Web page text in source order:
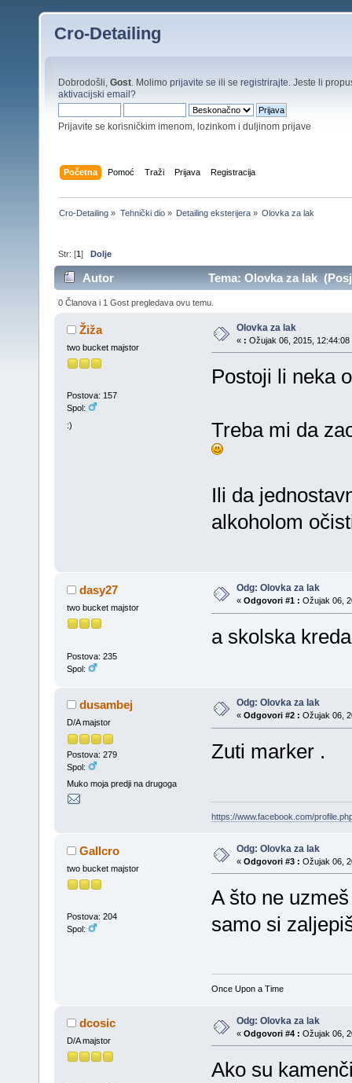
Cro-Detailing
Dobrodošli, Gost . Molimo prijavite se ili se registrirajte . Jeste li
aktivacijski email?
Prijavite se korisničkim imenom, lozinkom i duljinom prijave
Početna Pomoć Traži Prijava Registracija
Cro-Detailing » Tehnički dio» Detailing eksterijera» Olovka za lak
Str: [1]Dolje
Autor Tema: Olovka za lak
0 Članova i 1 Gost pregledava ovu temu.
Žiža
two bucket majstor
Postova: 157
Spol:
:)
Olovka za lak
« : Ožujak 06, 2015, 12:44:08
Postoji li neka
Treba mi da
Ili da
alkoholom
dasy27
two bucket majstor
Postova: 235
Spol:
Odg: Olovka za lak
« Odgovori #1 : Ožujak 06,
a skolska
dusambej
D/A majstor
Postova: 279
Spol:
Muko moja predji na drugoga
Odg: Olovka za lak
« Odgovori #2 : Ožujak 06,
Zuti marker .
https://www.facebook.com/
Gallcro
two bucket majstor
Postova: 204
Spol:
Odg: Olovka za lak
« Odgovori #3 : Ožujak 06,
A što ne
samo si
Once Upon a Time
dcosic
D/A majstor
Odg: Olovka za lak
« Odgovori #4 : Ožujak 06,
Ako su